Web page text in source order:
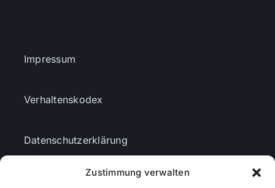
Zustimmung verwalten
Impressum
Verhaltenskodex
Datenschutzerklärung